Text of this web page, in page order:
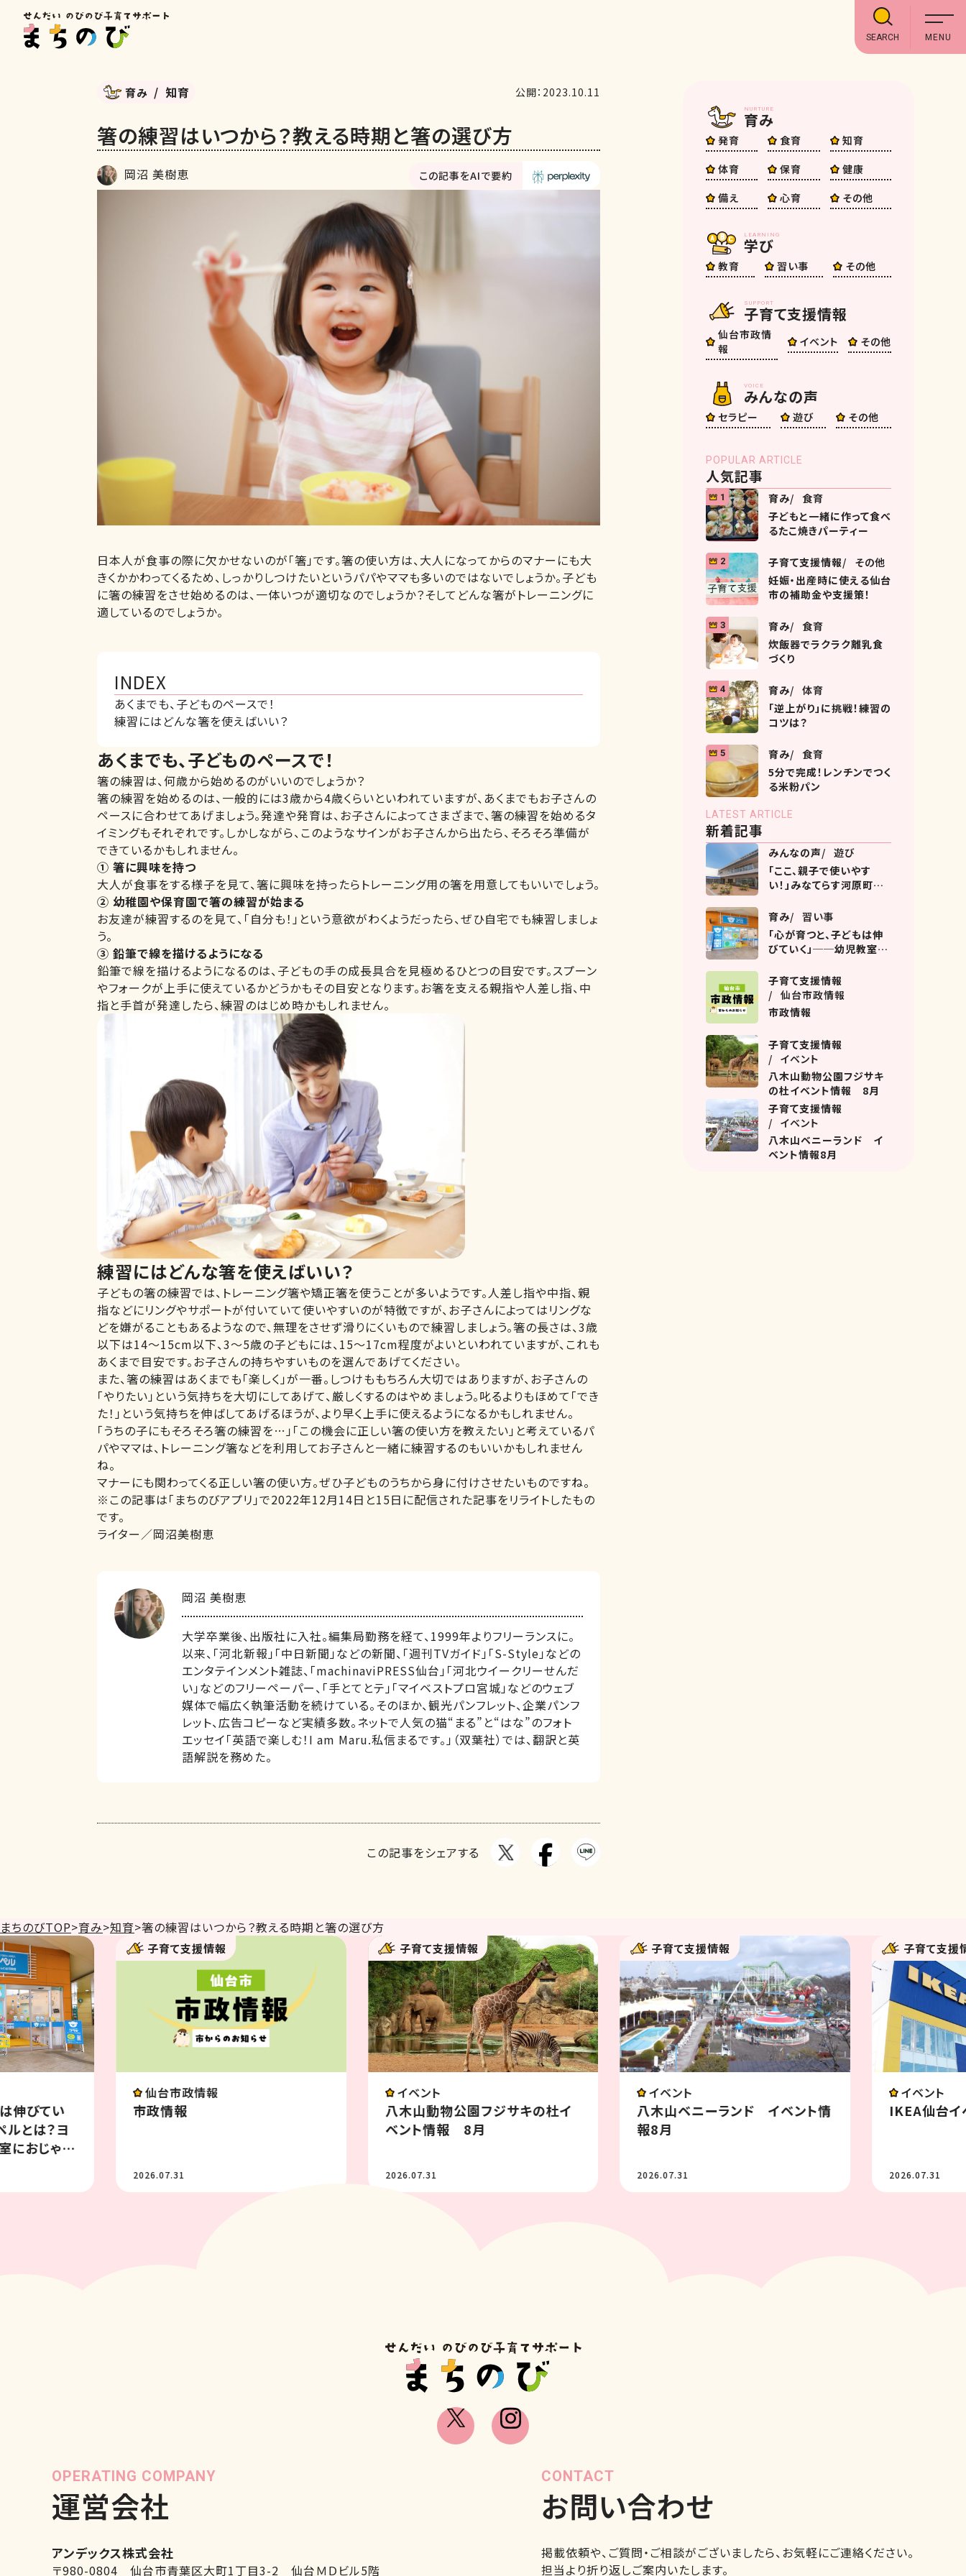
SEARCH
育み 知育 公開：2023.10.11
箸の練習はいつから？教える時期と箸の選び方
岡沼 美樹恵 この記事をAIで要約
日本人が食事の際に欠かせないのが「箸」です。箸の使い方は、大人になってからのマナーにも大
きくかかわってくるため、しっかりしつけたいというパパやママも多いのではないでしょうか。子ども
に箸の練習をさせ始めるのは、一体いつが適切なのでしょうか？そしてどんな箸がトレーニングに
適しているのでしょうか。
INDEX
あくまでも、子どものペースで！
練習にはどんな箸を使えばいい？
あくまでも、子どものペースで！
箸の練習は、何歳から始めるのがいいのでしょうか？
箸の練習を始めるのは、一般的には3歳から4歳くらいといわれていますが、あくまでもお子さんの
ペースに合わせてあげましょう。発達や発育は、お子さんによってさまざまで、箸の練習を始めるタ
イミングもそれぞれです。しかしながら、このようなサインがお子さんから出たら、そろそろ準備が
できているかもしれません。
① 箸に興味を持つ
大人が食事をする様子を見て、箸に興味を持ったらトレーニング用の箸を用意してもいいでしょう。
② 幼稚園や保育園で箸の練習が始まる
お友達が練習するのを見て、「自分も！」という意欲がわくようだったら、ぜひ自宅でも練習しましょ
う。
③ 鉛筆で線を描けるようになる
鉛筆で線を描けるようになるのは、子どもの手の成長具合を見極めるひとつの目安です。スプーン
やフォークが上手に使えているかどうかもその目安となります。お箸を支える親指や人差し指、中
指と手首が発達したら、練習のはじめ時かもしれません。
練習にはどんな箸を使えばいい？
子どもの箸の練習では、トレーニング箸や矯正箸を使うことが多いようです。人差し指や中指、親
指などにリングやサポートが付いていて使いやすいのが特徴ですが、お子さんによってはリングな
どを嫌がることもあるようなので、無理をさせず滑りにくいもので練習しましょう。箸の長さは、3歳
以下は14～15cm以下、3～5歳の子どもには、15～17cm程度がよいといわれていますが、これも
あくまで目安です。お子さんの持ちやすいものを選んであげてください。
また、箸の練習はあくまでも「楽しく」が一番。しつけももちろん大切ではありますが、お子さんの
「やりたい」という気持ちを大切にしてあげて、厳しくするのはやめましょう。叱るよりもほめて「でき
た！」という気持ちを伸ばしてあげるほうが、より早く上手に使えるようになるかもしれません。
「うちの子にもそろそろ箸の練習を…」「この機会に正しい箸の使い方を教えたい」と考えているパ
パやママは、トレーニング箸などを利用してお子さんと一緒に練習するのもいいかもしれません
ね。
マナーにも関わってくる正しい箸の使い方。ぜひ子どものうちから身に付けさせたいものですね。
※この記事は「まちのびアプリ」で2022年12月14日と15日に配信された記事をリライトしたもの
です。
ライター／岡沼美樹恵
岡沼 美樹恵
大学卒業後、出版社に入社。編集局勤務を経て、1999年よりフリーランスに。
以来、「河北新報」「中日新聞」などの新聞、「週刊TVガイド」「S-Style」などの
エンタテインメント雑誌、「machinaviPRESS仙台」「河北ウイークリーせんだ
い」などのフリーペーパー、「手とてとテ」「マイベストプロ宮城」などのウェブ
媒体で幅広く執筆活動を続けている。そのほか、観光パンフレット、企業パンフ
レット、広告コピーなど実績多数。ネットで人気の猫“まる”と“はな”のフォト
エッセイ「英語で楽しむ！I am Maru.私信まるです。」（双葉社）では、翻訳と英
語解説を務めた。
この記事をシェアする
NURTURE
育み
発育 食育
知育
体育
保育
健康
備え
心育 その他
LEARNING
学び
教育 習い事 その他
SUPPORT
子育て支援情報
仙台市政情
報
イベント その他
VOICE
みんなの声
セラピー 遊び その他
POPULAR ARTICLE
人気記事
1 育み
食育
子どもと一緒に作って食べ
るたこ焼きパーティー
2 子育て支援情報
その他
妊娠・出産時に使える仙台
市の補助金や支援策！
3 育み
食育
炊飯器でラクラク離乳食
づくり
4 育み
体育
「逆上がり」に挑戦！練習の
コツは？
5 育み
食育
5分で完成！レンチンでつく
る米粉パン
LATEST ARTICLE
新着記事
みんなの声
遊び
「ここ、親子で使いやす
い！」みなてらす河原町の
育み
習い事
「心が育つと、子どもは伸
びていく」──幼児教室コ
名坂教室におじゃましまし
た！
子育て支援情報
仙台市政情報
市政情報
子育て支援情報
イベント
八木山動物公園フジサキ
の杜イベント情報 8月
子育て支援情報
イベント
八木山ベニーランド イ
ベント情報8月
まちのびTOP>育み>知育>箸の練習はいつから？教える時期と箸の選び方
子育て支援情報
イベント
八木山動物公園フジサキの杜イ
2026.07.31
子育て支援情報
イベント
八木山ベニーランド イベント情
報8月
2026.07.31
子育て支援情報
イベント
IKEA仙台イベント情報 8月
2026.07.31
みんなの
遊び
子育て中の
2026.07.30
OPERATING COMPANY
運営会社
アンデックス株式会社
〒980-0804 仙台市青葉区大町1丁目3-2 仙台ＭＤビル5階
CONTACT
お問い合わせ
掲載依頼や、ご質問・ご相談がございましたら、お気軽にご連絡ください。
担当より折り返しご案内いたします。